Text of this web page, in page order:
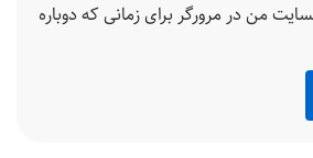
من در مرورگر برای زمانی که دوباره